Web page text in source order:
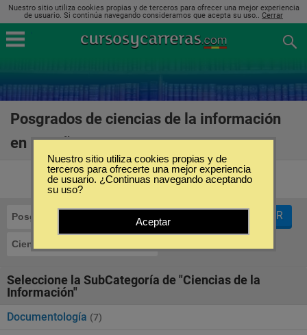
Nuestro sitio utiliza cookies propias y de terceros para ofrecer una mejor experiencia
de usuario. Si continúa navegando consideramos que acepta su uso.. Cerrar
Posgrados de ciencias de la información
en España
Posgrados
Ciencias de la Información
FILTRAR
Seleccione la SubCategoría de "Ciencias de la
Información"
Documentología (7)
Nuestro sitio utiliza cookies propias y de
terceros para ofrecerte una mejor experiencia
de usuario. ¿Continuas navegando aceptando
su uso?
Aceptar